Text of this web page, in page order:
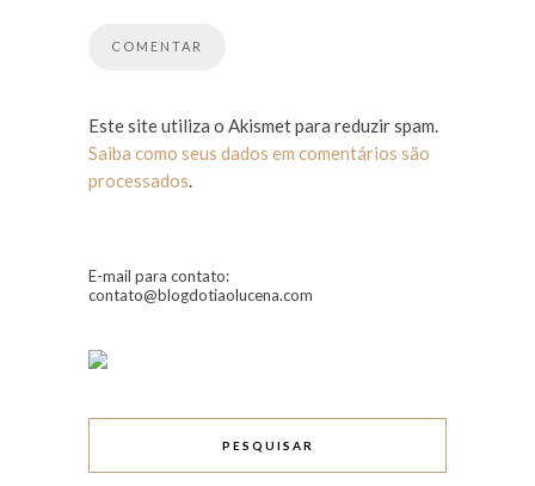
Este site utiliza o Akismet para reduzir spam.
Saiba como seus dados em comentários são
processados.
E-mail para contato:
contato@blogdotiaolucena.com
PESQUISAR